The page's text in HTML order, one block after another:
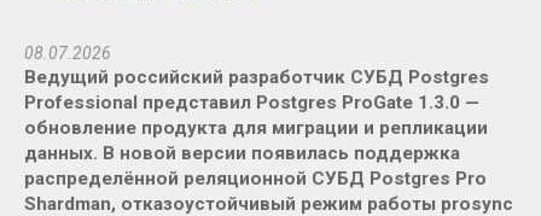
08.07.2026
Ведущий российский разработчик СУБД Postgres
Professional представил Postgres ProGate 1.3.0 —
обновление продукта для миграции и репликации
данных. В новой версии появилась поддержка
распределённой реляционной СУБД Postgres Pro
Shardman, отказоустойчивый режим работы prosync